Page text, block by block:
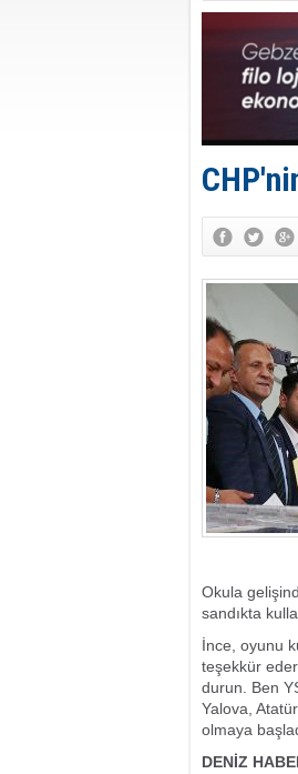
Okula
sandıkta
İnce, oyunu
teşekkür
durun. Ben
Yalova,
olmaya
DENİZ